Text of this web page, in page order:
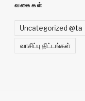
வகைகள்
Uncategorized @ta
வாசிப்பு திட்டங்கள்